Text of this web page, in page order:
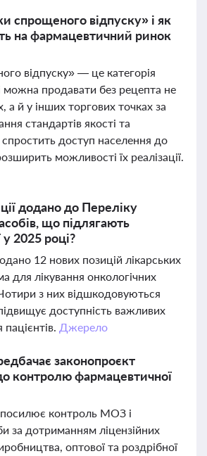
спрощеного відпуску» і як
на фармацевтичний ринок
відпуску» — це категорія
можна продавати без рецепта не
а й у інших торгових точках за
стандартів якості та
спростить доступ населення до
можливості їх реалізації.
додано до Переліку
що підлягають
у 2025 році?
12 нових позицій лікарських
для лікування онкологічних
з них відшкодовуються
доступність важливих
Джерело
законопроєкт
контролю фармацевтичної
контроль МОЗ і
за дотриманням ліцензійних
оптової та роздрібної